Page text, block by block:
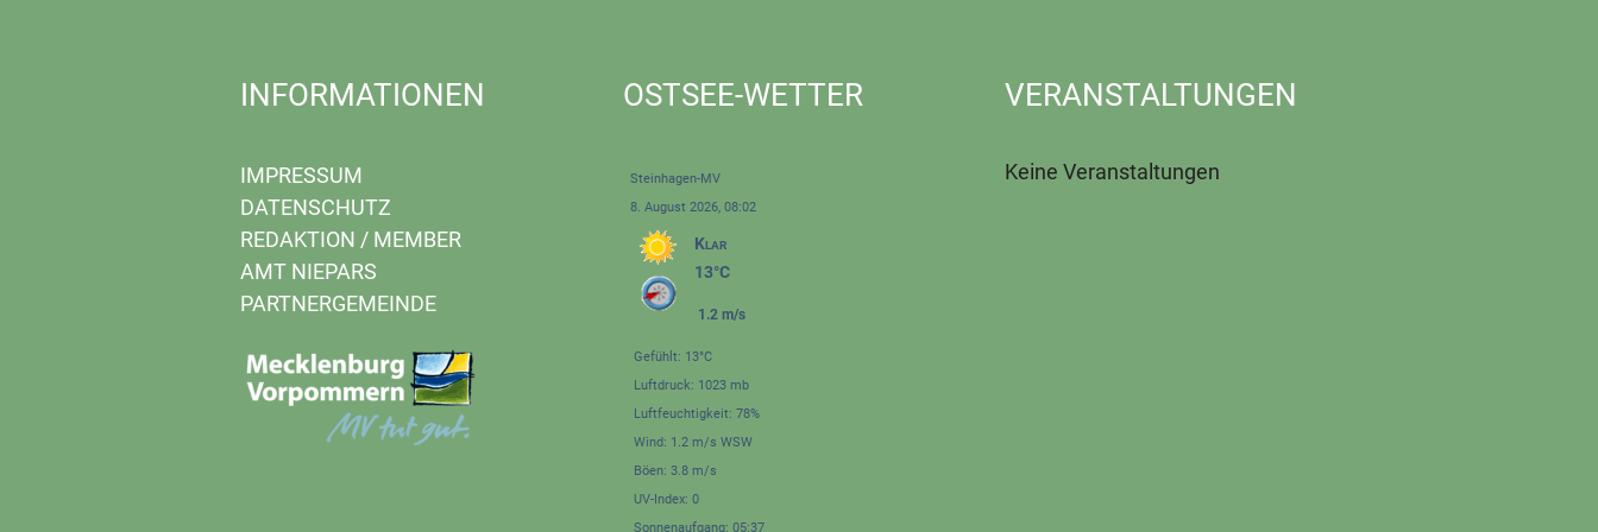
INFORMATIONEN
IMPRESSUM
DATENSCHUTZ
REDAKTION / MEMBER
AMT NIEPARS
PARTNERGEMEINDE
OSTSEE-WETTER
Steinhagen-MV
8. August 2026, 08:02
Klar
13°C
1.2 m/s
Gefühlt: 13°C
Luftdruck: 1023 mb
Luftfeuchtigkeit: 78%
Wind: 1.2 m/s WSW
Böen: 3.8 m/s
UV-Index: 0
Sonnenaufgang: 05:37
VERANSTALTUNGEN
Keine Veranstaltungen